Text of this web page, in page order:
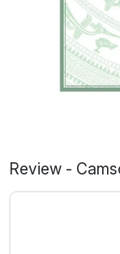
Review -